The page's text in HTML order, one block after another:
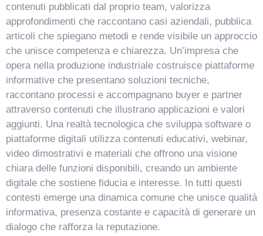
contenuti pubblicati dal proprio team, valorizza
approfondimenti che raccontano casi aziendali, pubblica
articoli che spiegano metodi e rende visibile un approccio
che unisce competenza e chiarezza. Un’impresa che
opera nella produzione industriale costruisce piattaforme
informative che presentano soluzioni tecniche,
raccontano processi e accompagnano buyer e partner
attraverso contenuti che illustrano applicazioni e valori
aggiunti. Una realtà tecnologica che sviluppa software o
piattaforme digitali utilizza contenuti educativi, webinar,
video dimostrativi e materiali che offrono una visione
chiara delle funzioni disponibili, creando un ambiente
digitale che sostiene fiducia e interesse. In tutti questi
contesti emerge una dinamica comune che unisce qualità
informativa, presenza costante e capacità di generare un
dialogo che rafforza la reputazione.